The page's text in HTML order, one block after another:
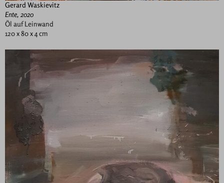
Gerard Waskievitz
Ente, 2020
Öl auf Leinwand
120 x 80 x 4 cm